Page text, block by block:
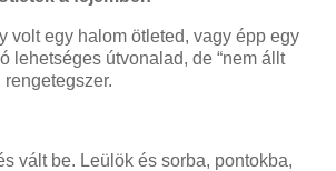
volt egy halom ötleted, vagy épp egy
lehetséges útvonalad, de “nem állt
rengetegszer.
vált be. Leülök és sorba, pontokba,